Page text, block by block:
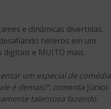
e dinâmicas divertidas,
héteros em um
e MUITO mais.
um especial de comédia
é demais!”, comenta Júnior
talentosa fazendo